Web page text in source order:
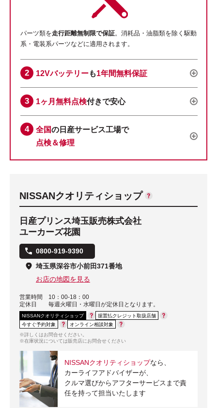
パーツ類を走行距離無制限で保証。消耗品・油脂類を除く駆動
系・電装系パーツなどに適用されます。
12Vバッテリーも1年間無料保証
1ヶ月無料点検付きで安心
全国の日産サービス工場で
点検＆修理
NISSANクオリティショップ
日産プリンス埼玉販売株式会社
ユーカーズ花園
0800-919-9390
埼玉県深谷市小前田371番地
お店の地図を見る
営業時間
10：00-18：00
定休日
毎週火曜日・水曜日が定休日となります。
NISSANクオリティショップ
据置払クレジット取扱店舗
今すぐ予約対象
オンライン相談対象
※詳しくはお問合せください。
※在庫状況については販売店にお問合せください
NISSANクオリティショップなら、
カーライフアドバイザーが、
クルマ選びからアフターサービスまで責
任を持って担当いたします